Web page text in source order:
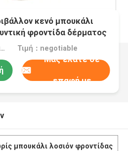
κενό μπουκάλι
φροντίδα δέρματος
φροντίδας
MOQ：5,000pcs/10,000pcs Τιμή：negotiable
Μας ελάτε σε
επαφή με
μπουκάλι λοσιόν φροντίδας